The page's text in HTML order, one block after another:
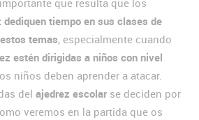
que resulta que los
tiempo en sus clases de
temas, especialmente cuando
estén dirigidas a niños con nivel
niños deben aprender a atacar.
del ajedrez escolar se deciden por
veremos en la partida que os